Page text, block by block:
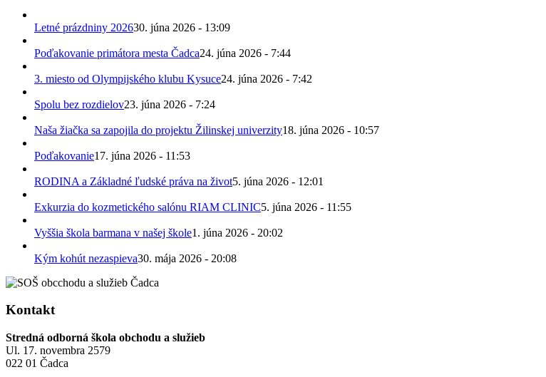
Letné prázdniny 202630. júna 2026 - 13:09
Poďakovanie primátora mesta Čadca24. júna 2026 - 7:44
3. miesto od Olympijského klubu Kysuce24. júna 2026 - 7:42
Spolu bez rozdielov23. júna 2026 - 7:24
Naša žiačka sa zapojila do projektu Žilinskej univerzity18. júna 2026 - 10:57
Poďakovanie17. júna 2026 - 11:53
RODINA a Základné ľudské práva na život5. júna 2026 - 12:01
Exkurzia do kozmetického salónu RIAM CLINIC5. júna 2026 - 11:55
Vyššia škola barmana v našej škole1. júna 2026 - 20:02
Kým kohút nezaspieva30. mája 2026 - 20:08
Kontakt
Stredná odborná škola obchodu a služieb
Ul. 17. novembra 2579
022 01 Čadca